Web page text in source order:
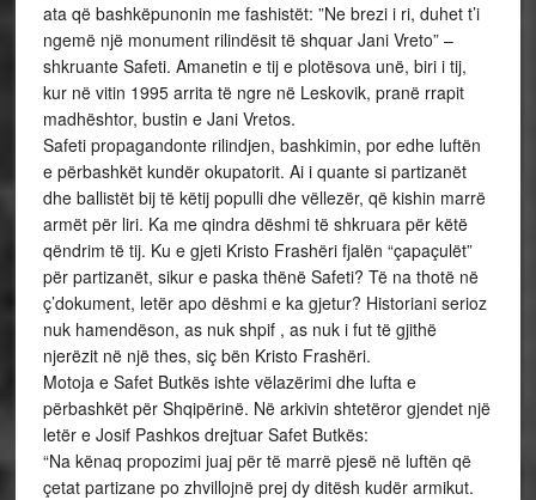
ata që bashkëpunonin me fashistët: ”Ne brezi i ri, duhet t’i
ngemë një monument rilindësit të shquar Jani Vreto” –
shkruante Safeti. Amanetin e tij e plotësova unë, biri i tij,
kur në vitin 1995 arrita të ngre në Leskovik, pranë rrapit
madhështor, bustin e Jani Vretos.
Safeti propagandonte rilindjen, bashkimin, por edhe luftën
e përbashkët kundër okupatorit. Ai i quante si partizanët
dhe ballistët bij të këtij populli dhe vëllezër, që kishin marrë
armët për liri. Ka me qindra dëshmi të shkruara për këtë
qëndrim të tij. Ku e gjeti Kristo Frashëri fjalën “çapaçulët”
për partizanët, sikur e paska thënë Safeti? Të na thotë në
ç’dokument, letër apo dëshmi e ka gjetur? Historiani serioz
nuk hamendëson, as nuk shpif , as nuk i fut të gjithë
njerëzit në një thes, siç bën Kristo Frashëri.
Motoja e Safet Butkës ishte vëlazërimi dhe lufta e
përbashkët për Shqipërinë. Në arkivin shtetëror gjendet një
letër e Josif Pashkos drejtuar Safet Butkës:
“Na kënaq propozimi juaj për të marrë pjesë në luftën që
çetat partizane po zhvillojnë prej dy ditësh kudër armikut.